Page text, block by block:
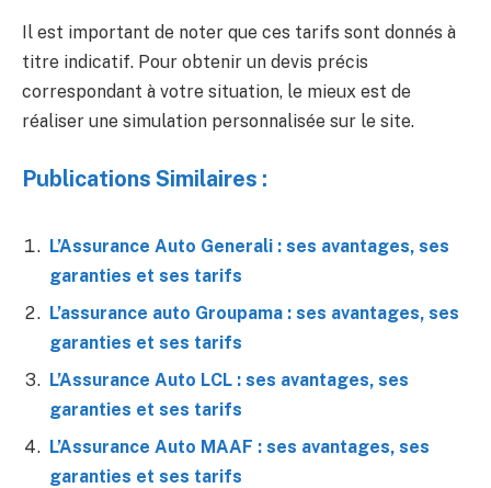
Il est important de noter que ces tarifs sont donnés à
titre indicatif. Pour obtenir un devis précis
correspondant à votre situation, le mieux est de
réaliser une simulation personnalisée sur le site.
Publications Similaires :
L’Assurance Auto Generali : ses avantages, ses
garanties et ses tarifs
L’assurance auto Groupama : ses avantages, ses
garanties et ses tarifs
L’Assurance Auto LCL : ses avantages, ses
garanties et ses tarifs
L’Assurance Auto MAAF : ses avantages, ses
garanties et ses tarifs